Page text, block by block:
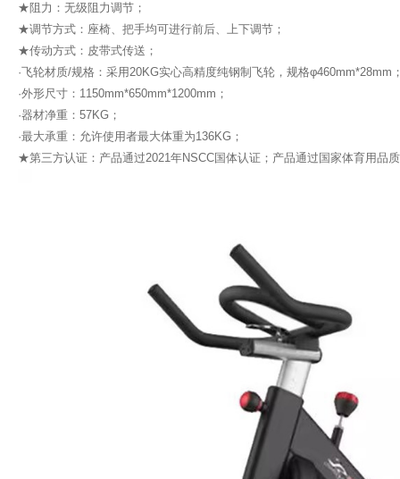
★阻力：无级阻力调节；
★调节方式：座椅、把手均可进行前后、上下调节；
★传动方式：皮带式传送；
·飞轮材质/规格：采用20KG实心高精度纯钢制飞轮，规格
·外形尺寸：1150mm*650mm*1200mm；
·器材净重：57KG；
·最大承重：允许使用者最大体重为136KG；
★第三方认证：产品通过2021年NSCC国体认证；产品通过国家体育用品